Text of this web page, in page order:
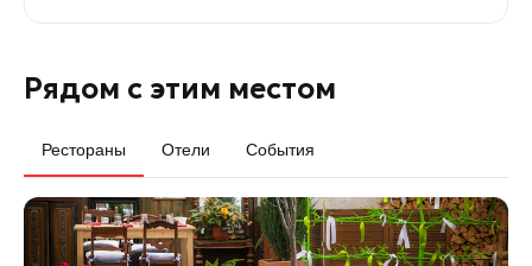
Рядом с этим местом
Рестораны Отели События